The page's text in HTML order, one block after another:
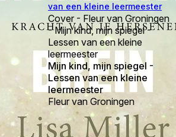
van een kleine leermeester
Cover - Fleur van Groningen
- Mijn kind, mijn spiegel -
Lessen van een kleine
leermeester
Mijn kind, mijn spiegel -
Lessen van een kleine
leermeester
Fleur van Groningen